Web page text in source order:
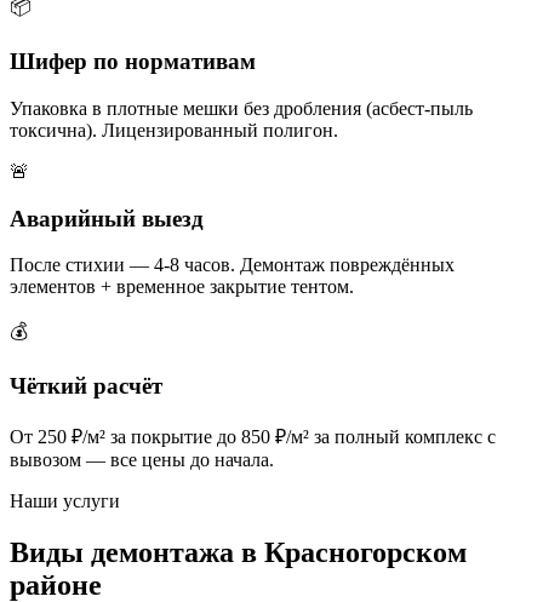
📦
Шифер по нормативам
Упаковка в плотные мешки без дробления (асбест-пыль
токсична). Лицензированный полигон.
🚨
Аварийный выезд
После стихии — 4-8 часов. Демонтаж повреждённых
элементов + временное закрытие тентом.
💰
Чёткий расчёт
От 250 ₽/м² за покрытие до 850 ₽/м² за полный комплекс с
вывозом — все цены до начала.
Наши услуги
Виды демонтажа в Красногорском
районе